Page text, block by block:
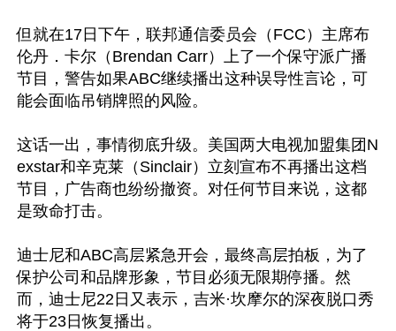
但就在17日下午，联邦通信委员会（FCC）主席布
伦丹．卡尔（Brendan Carr）上了一个保守派广播
节目，警告如果ABC继续播出这种误导性言论，可
能会面临吊销牌照的风险。
这话一出，事情彻底升级。美国两大电视加盟集团N
exstar和辛克莱（Sinclair）立刻宣布不再播出这档
节目，广告商也纷纷撤资。对任何节目来说，这都
是致命打击。
迪士尼和ABC高层紧急开会，最终高层拍板，为了
保护公司和品牌形象，节目必须无限期停播。然
而，迪士尼22日又表示，吉米·坎摩尔的深夜脱口秀
将于23日恢复播出。